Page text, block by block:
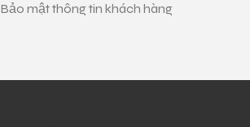
Bảo mật thông tin khách hàng